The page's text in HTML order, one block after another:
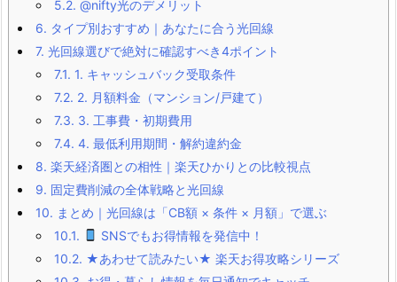
5.2. @nifty光のデメリット
6. タイプ別おすすめ｜あなたに合う光回線
7. 光回線選びで絶対に確認すべき4ポイント
7.1. 1. キャッシュバック受取条件
7.2. 2. 月額料金（マンション/戸建て）
7.3. 3. 工事費・初期費用
7.4. 4. 最低利用期間・解約違約金
8. 楽天経済圏との相性｜楽天ひかりとの比較視点
9. 固定費削減の全体戦略と光回線
10. まとめ｜光回線は「CB額 × 条件 × 月額」で選ぶ
10.1.
SNSでもお得情報を発信中！
10.2. ★あわせて読みたい★ 楽天お得攻略シリーズ